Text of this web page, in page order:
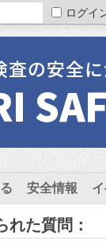
ログイ
安全情報
れた質問：